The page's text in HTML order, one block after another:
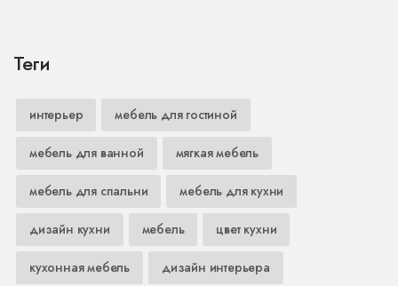
Теги
интерьер мебель для гостиной
мебель для ванной мягкая мебель
мебель для спальни мебель для кухни
дизайн кухни мебель цвет кухни
кухонная мебель дизайн интерьера